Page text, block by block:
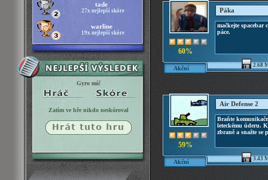
tade
27x nejlepší skóre
warline
19x nejlepší skóre
Gyro míč
Zatím ve hře nikdo neskóroval
60%
Páka
mačkejte spacebar
páce.
Akční 2.68
59%
Air Defense 2
Braňte
leteckému úderu.
zbraně a snažte se
Akční 3.43